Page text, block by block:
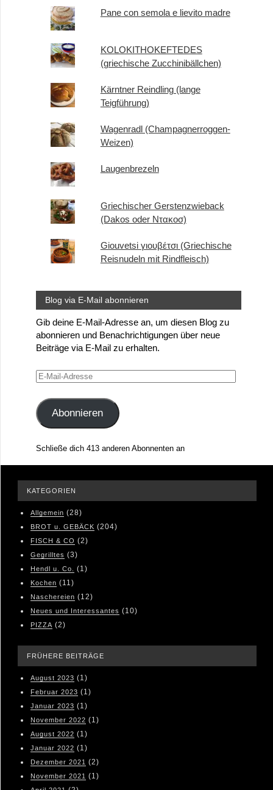
Pane con semola e lievito madre
KOLOKITHOKEFTEDES
(griechische Zucchinibällchen)
Kärntner Reindling (lange
Teigführung)
Wagenradl (Champagnerroggen-
Weizen)
Laugenbrezeln
Griechischer Gerstenzwieback
(Dakos oder Ντακοσ)
Giouvetsi γιουβέτσι (Griechische
Reisnudeln mit Rindfleisch)
Blog via E-Mail abonnieren
Gib deine E-Mail-Adresse an, um diesen Blog zu
abonnieren und Benachrichtigungen über neue
Beiträge via E-Mail zu erhalten.
E-
Adresse
Abonnieren
Schließe dich 413 anderen Abonnenten an
KATEGORIEN
Allgemein (28)
BROT u. GEBÄCK (204)
FISCH & CO (2)
Gegrilltes (3)
Hendl u. Co. (1)
Kochen (11)
Naschereien (12)
Neues und Interessantes (10)
PIZZA (2)
FRÜHERE BEITRÄGE
August 2023 (1)
Februar 2023 (1)
Januar 2023 (1)
November 2022 (1)
August 2022 (1)
Januar 2022 (1)
Dezember 2021 (2)
November 2021 (1)